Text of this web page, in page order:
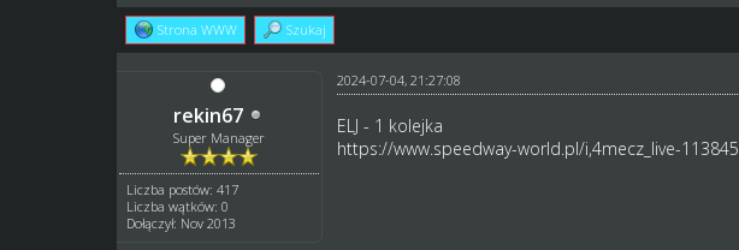
Strona WWW Szukaj
rekin67
Super Manager
Liczba postów: 417
Liczba wątków: 0
Dołączył: Nov 2013
2024-07-04, 21:27:08
ELJ - 1 kolejka
https://www.speedway-world.pl/i,4mecz_live-113845